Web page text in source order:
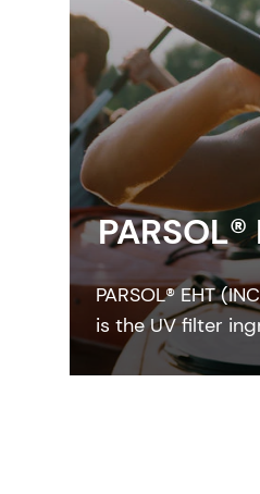
PARSOL®
PARSOL® EHT
is the UV filter
to achieve a high